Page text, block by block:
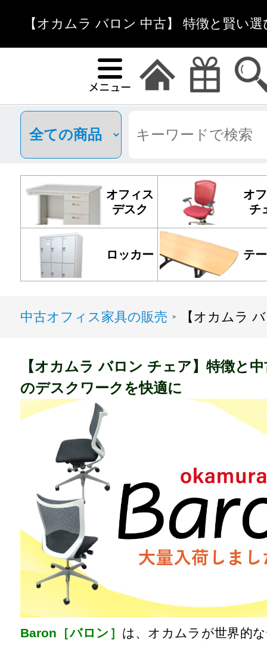
【オカムラ バロン 中古】 特徴と賢い
オフィス
デスク
オ
チ
ロッカー テ
中古オフィス家具の販売 > 【オカムラ
【オカムラ バロン チェア】特徴と
のデスクワークを快適に
Baron［バロン］ は、オカムラが世界的